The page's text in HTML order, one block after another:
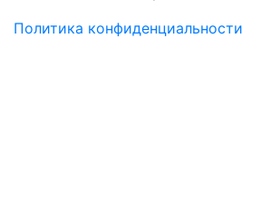
Политика конфиденциальности